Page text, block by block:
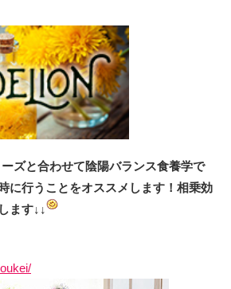
ズと合わせて陰陽バランス食養学で
に行うことをオススメします！相乗効
ます↓↓